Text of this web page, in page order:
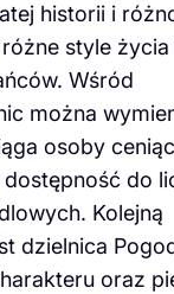
historii i
style życia
Wśród
można
osoby
do
Kolejną
dzielnica
oraz